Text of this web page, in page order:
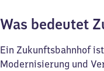
Was bedeutet
Ein Zukunftsbahnhof
Modernisierung und